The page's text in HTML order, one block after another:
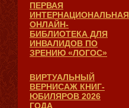
ПЕРВАЯ
ИНТЕРНАЦИОНАЛЬНАЯ
ОНЛАЙН-
БИБЛИОТЕКА ДЛЯ
ИНВАЛИДОВ ПО
ЗРЕНИЮ «ЛОГОС»
ВИРТУАЛЬНЫЙ
ВЕРНИСАЖ КНИГ-
ЮБИЛЯРОВ 2026
ГОДА